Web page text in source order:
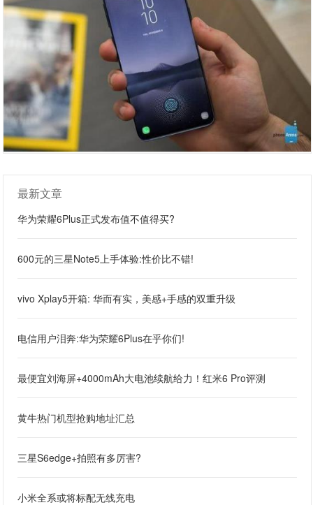
最新文章
华为荣耀6Plus正式发布值不值得买?
600元的三星Note5上手体验:性价比不错!
vivo Xplay5开箱: 华而有实，美感+手感的双重升级
电信用户泪奔:华为荣耀6Plus在乎你们!
最便宜刘海屏+4000mAh大电池续航给力！红米6 Pro评测
黄牛热门机型抢购地址汇总
三星S6edge+拍照有多厉害?
小米全系或将标配无线充电